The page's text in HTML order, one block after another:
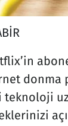
donma